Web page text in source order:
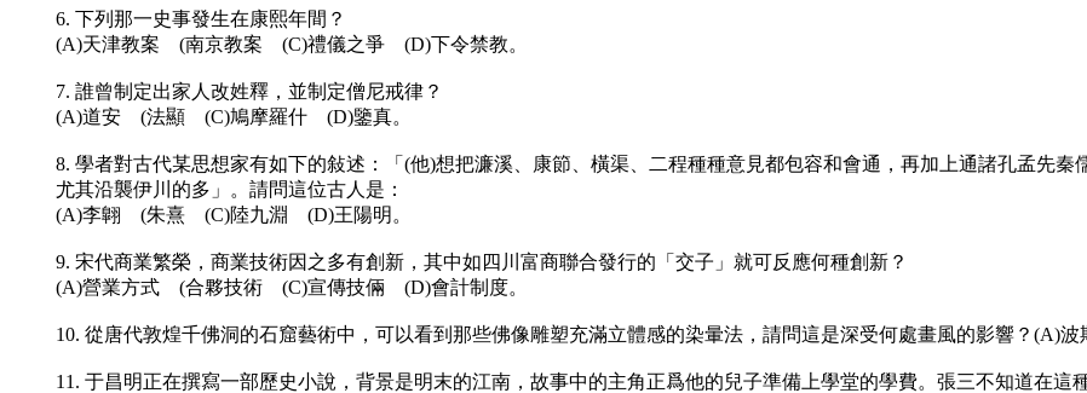
6. 下列那一史事發生在康熙年間？
(A)天津教案 (南京教案 (C)禮儀之爭 (D)下令禁教。
7. 誰曾制定出家人改姓釋，並制定僧尼戒律？
(A)道安 (法顯 (C)鳩摩羅什 (D)鑒真。
8. 學者對古代某思想家有如下的敍述：「(他)想把濂溪、康節、橫渠、二程種種意見都包容和會通，再加上通諸孔孟先
尤其沿襲伊川的多」。請問這位古人是：
(A)李翺 (朱熹 (C)陸九淵 (D)王陽明。
9. 宋代商業繁榮，商業技術因之多有創新，其中如四川富商聯合發行的「交子」就可反應何種創新？
(A)營業方式 (合夥技術 (C)宣傳技倆 (D)會計制度。
10. 從唐代敦煌千佛洞的石窟藝術中，可以看到那些佛像雕塑充滿立體感的染暈法，請問這是深受何處畫風的影響？
11. 于昌明正在撰寫一部歷史小說，背景是明末的江南，故事中的主角正爲他的兒子準備上學堂的學費。張三不知道在